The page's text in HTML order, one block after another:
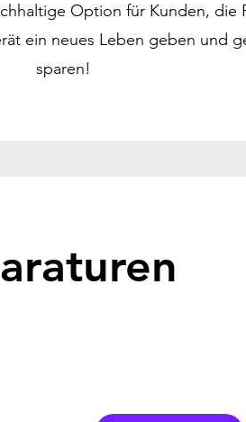
Option für Kunden, die
ein neues Leben geben und
sparen!